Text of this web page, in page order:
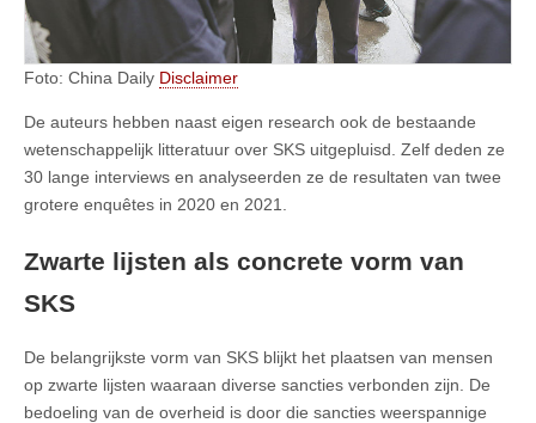
Foto: China Daily Disclaimer
De auteurs hebben naast eigen research ook de bestaande
wetenschappelijk litteratuur over SKS uitgepluisd. Zelf deden ze
30 lange interviews en analyseerden ze de resultaten van twee
grotere enquêtes in 2020 en 2021.
Zwarte lijsten als concrete vorm van
SKS
De belangrijkste vorm van SKS blijkt het plaatsen van mensen
op zwarte lijsten waaraan diverse sancties verbonden zijn. De
bedoeling van de overheid is door die sancties weerspannige